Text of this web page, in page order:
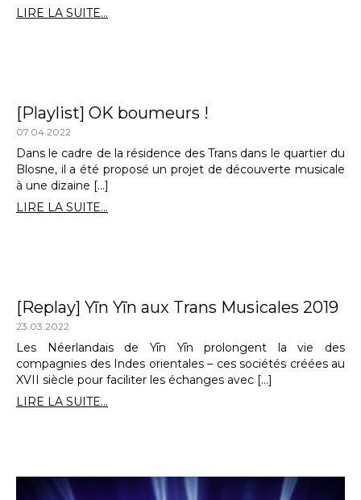
LIRE LA SUITE...
[Playlist] OK boumeurs !
07.04.2022
Dans le cadre de la résidence des Trans dans le quartier du
Blosne, il a été proposé un projet de découverte musicale
à une dizaine […]
LIRE LA SUITE...
[Replay] Yīn Yīn aux Trans Musicales 2019
23.03.2022
Les Néerlandais de Yīn Yīn prolongent la vie des
compagnies des Indes orientales – ces sociétés créées au
XVII siècle pour faciliter les échanges avec […]
LIRE LA SUITE...